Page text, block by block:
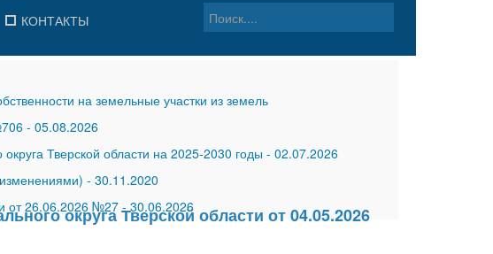
КОНТАКТЫ
на земельные участки из земель
- 05.08.2026
Тверской области на 2025-2030 годы - 02.07.2026
- 30.11.2020
от 26.06.2026 №27-30.06.2026
округа Тверской области от 04.05.2026